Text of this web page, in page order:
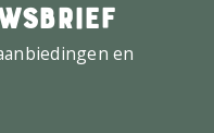
en